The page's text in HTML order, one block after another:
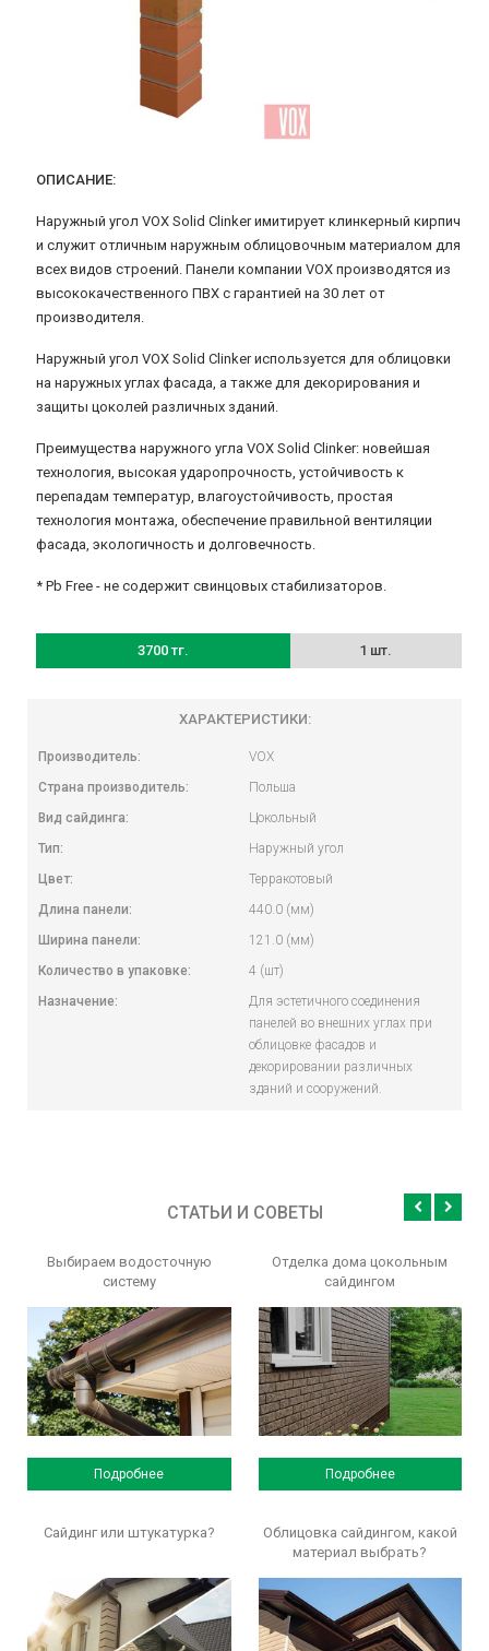
ОПИСАНИЕ:
Наружный угол VOX Solid Clinker имитирует клинкерный кирпич
и служит отличным наружным облицовочным материалом для
всех видов строений. Панели компании VOX производятся из
высококачественного ПВХ с гарантией на 30 лет от
производителя.
Наружный угол VOX Solid Clinker используется для облицовки
на наружных углах фасада, а также для декорирования и
защиты цоколей различных зданий.
Преимущества наружного угла VOX Solid Clinker: новейшая
технология, высокая ударопрочность, устойчивость к
перепадам температур, влагоустойчивость, простая
технология монтажа, обеспечение правильной вентиляции
фасада, экологичность и долговечность.
* Pb Free - не содержит свинцовых стабилизаторов.
3700 тг. 1 шт.
ХАРАКТЕРИСТИКИ:
Производитель:
Страна производитель:
Вид сайдинга:
Тип:
Цвет:
VOX
Польша
Цокольный
Наружный угол
Терракотовый
Длина панели:
Ширина панели:
Количество в упаковке:
Назначение:
440.0 (мм)
121.0 (мм)
4 (шт)
Для эстетичного соединения
панелей во внешних углах при
облицовке фасадов и
декорировании различных
зданий и сооружений.
СТАТЬИ И СОВЕТЫ
Выбираем водосточную
систему
Подробнее
Отделка дома цокольным
сайдингом
Подробнее
Сайдинг или штукатурка?
Облицовка сайдингом, какой
материал выбрать?